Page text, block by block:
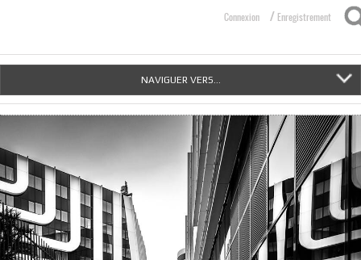
Connexion / Enregistrement
NAVIGUER VERS...